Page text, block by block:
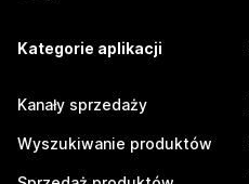
Kategorie aplikacji
Kanały sprzedaży
Wyszukiwanie produktów